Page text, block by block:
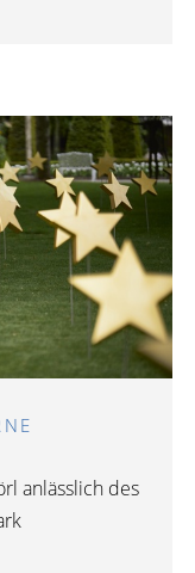
anlässlich des